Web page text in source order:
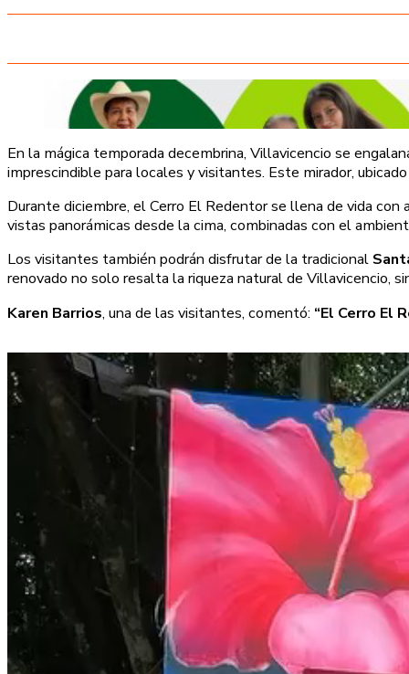
En la mágica temporada decembrina, Villavicencio se
imprescindible para locales y visitantes. Este mirador,
Durante diciembre, el Cerro El Redentor se llena de vida
vistas panorámicas desde la cima, combinadas con el
Los visitantes también podrán disfrutar de la tradicional
renovado no solo resalta la riqueza natural de Villavicencio,
Karen Barrios, una de las visitantes, comentó: “El Cerro El